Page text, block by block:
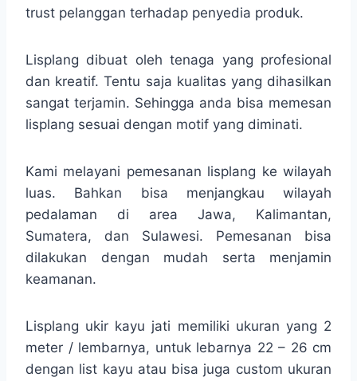
trust pelanggan terhadap penyedia produk.
Lisplang dibuat oleh tenaga yang profesional
dan kreatif. Tentu saja kualitas yang dihasilkan
sangat terjamin. Sehingga anda bisa memesan
lisplang sesuai dengan motif yang diminati.
Kami melayani pemesanan lisplang ke wilayah
luas. Bahkan bisa menjangkau wilayah
pedalaman di area Jawa, Kalimantan,
Sumatera, dan Sulawesi. Pemesanan bisa
dilakukan dengan mudah serta menjamin
keamanan.
Lisplang ukir kayu jati memiliki ukuran yang 2
meter / lembarnya, untuk lebarnya 22 – 26 cm
dengan list kayu atau bisa juga custom ukuran